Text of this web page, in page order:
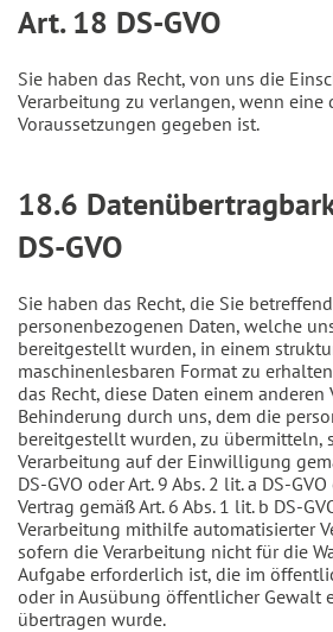
Art. 18 DS-GVO
Sie haben das Recht, von uns die
Verarbeitung zu verlangen, wenn eine
Voraussetzungen gegeben ist.
18.6
DS-GVO
Sie haben das Recht, die Sie
personenbezogenen Daten, welche
bereitgestellt wurden, in einem
maschinenlesbaren Format zu
das Recht, diese Daten einem
Behinderung durch uns, dem die
bereitgestellt wurden, zu übermitteln,
Verarbeitung auf der Einwilligung
DS-GVO oder Art. 9 Abs. 2 lit. a DS-
Vertrag gemäß Art. 6 Abs. 1 lit. b DS-
Verarbeitung mithilfe automatisierter
sofern die Verarbeitung nicht für die
Aufgabe erforderlich ist, die im
oder in Ausübung öffentlicher Gewalt
übertragen wurde.